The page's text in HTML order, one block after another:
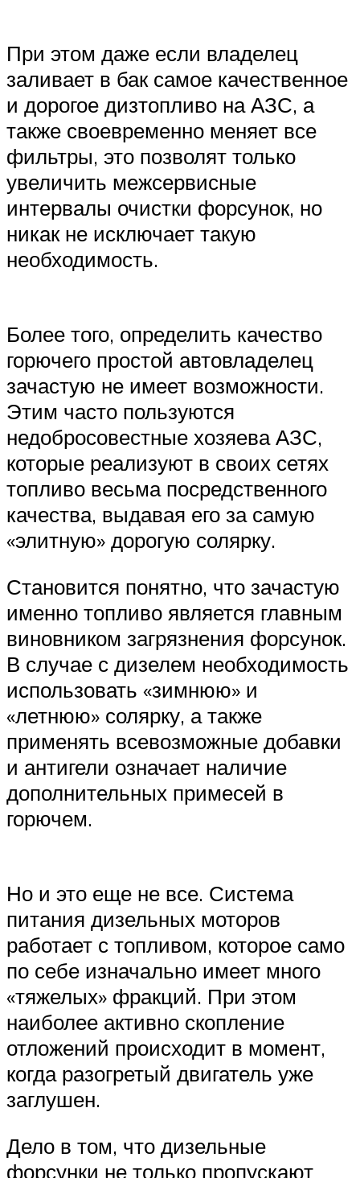
При этом даже если владелец
заливает в бак самое качественное
и дорогое дизтопливо на АЗС, а
также своевременно меняет все
фильтры, это позволят только
увеличить межсервисные
интервалы очистки форсунок, но
никак не исключает такую
необходимость.
Более того, определить качество
горючего простой автовладелец
зачастую не имеет возможности.
Этим часто пользуются
недобросовестные хозяева АЗС,
которые реализуют в своих сетях
топливо весьма посредственного
качества, выдавая его за самую
«элитную» дорогую солярку.
Становится понятно, что зачастую
именно топливо является главным
виновником загрязнения форсунок.
В случае с дизелем необходимость
использовать «зимнюю» и
«летнюю» солярку, а также
применять всевозможные добавки
и антигели означает наличие
дополнительных примесей в
горючем.
Но и это еще не все. Система
питания дизельных моторов
работает с топливом, которое само
по себе изначально имеет много
«тяжелых» фракций. При этом
наиболее активно скопление
отложений происходит в момент,
когда разогретый двигатель уже
заглушен.
Дело в том, что дизельные
форсунки не только пропускают